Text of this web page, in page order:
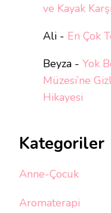
ve Kayak
Ali - En Çok
Beyza - Yok
Müzesi’ne
Hikayesi
Kategoriler
Anne-Çocuk
Aromaterapi